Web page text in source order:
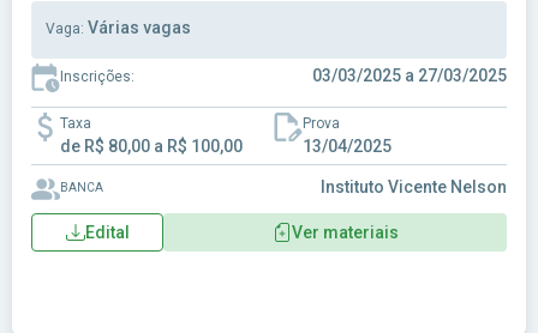
Vaga: Várias vagas
Inscrições: 03/03/2025 a 27/03/2025
Taxa
de R$ 80,00 a R$ 100,00
Prova
13/04/2025
BANCA Instituto Vicente Nelson
Edital Ver materiais